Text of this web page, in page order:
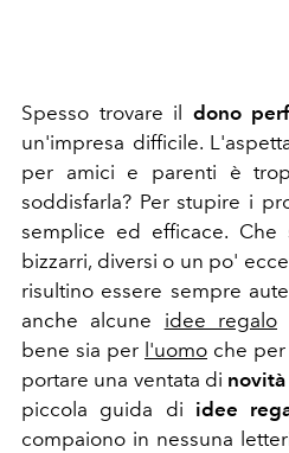
Spesso trovare il dono
un'impresa difficile.
per amici e parenti è
soddisfarla? Per stupire i
semplice ed efficace. Che
bizzarri, diversi o un po'
risultino essere sempre
anche alcune idee regalo
bene sia per l'uomo che per
portare una ventata di
piccola guida di idee
compaiono in nessuna